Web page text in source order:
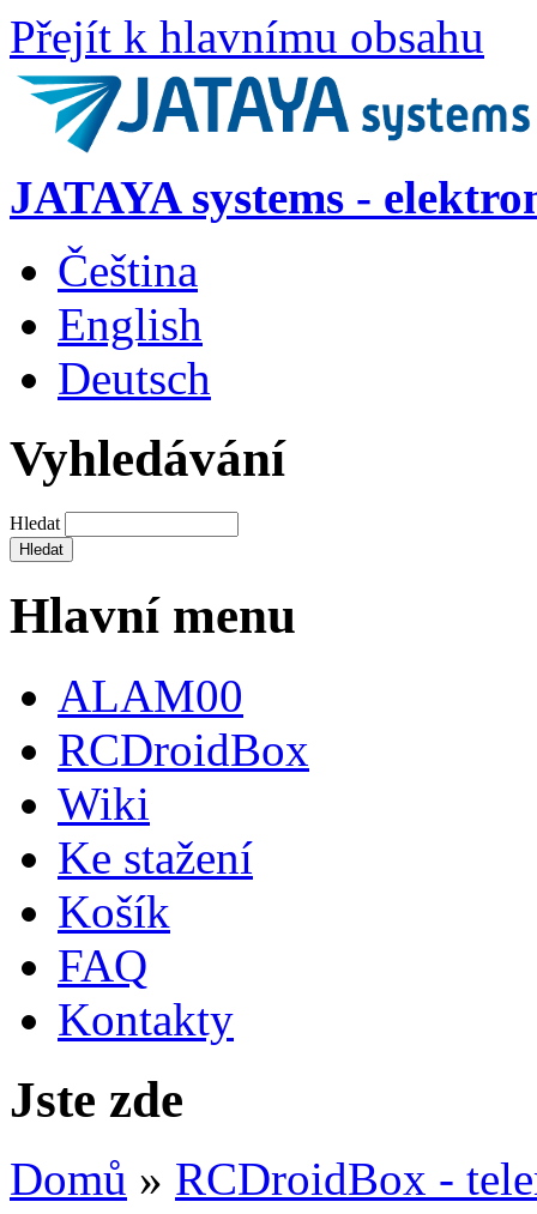
Přejít k hlavnímu obsahu
JATAYA systems -
Čeština
English
Deutsch
Vyhledávání
Hledat
Hlavní menu
ALAM00
RCDroidBox
Wiki
Ke stažení
Košík
FAQ
Kontakty
Jste zde
Domů » RCDroidBox -